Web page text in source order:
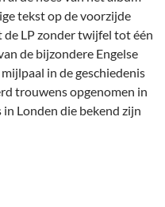
tekst op de voorzijde
LP zonder twijfel tot één
de bijzondere Engelse
in de geschiedenis
trouwens opgenomen in
Londen die bekend zijn